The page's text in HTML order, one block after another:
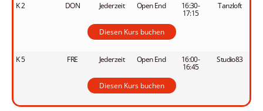
K 2 DON Jederzeit Open End 16:30-
17:15
Tanzloft
Diesen Kurs buchen
K 5 FRE Jederzeit Open End 16:00-
16:45
Studio83
Diesen Kurs buchen